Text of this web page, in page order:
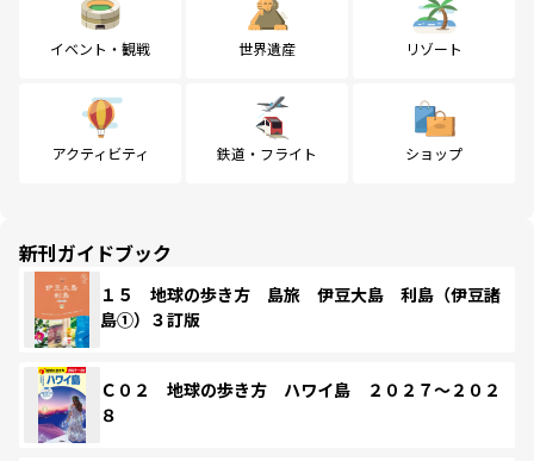
イベント・観戦 世界遺産 リゾート
アクティビティ 鉄道・フライト ショップ
新刊ガイドブック
１５ 地球の歩き方 島旅 伊豆大島 利島（伊豆諸
島①）３訂版
Ｃ０２ 地球の歩き方 ハワイ島 ２０２７～２０２
８